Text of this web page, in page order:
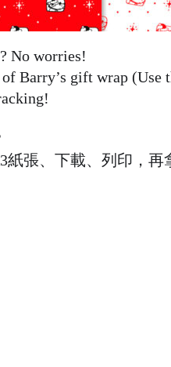
No worries!
Barry’s gift wrap (Use
張、下載、列印，